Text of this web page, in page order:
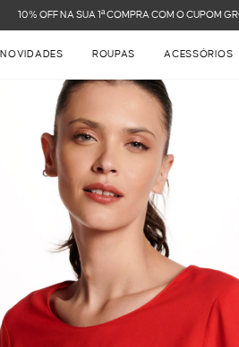
FRETE GRÁTIS NAS COMPRAS ACIMA DE
NOVIDADES ROUPAS ACESSÓRIOS